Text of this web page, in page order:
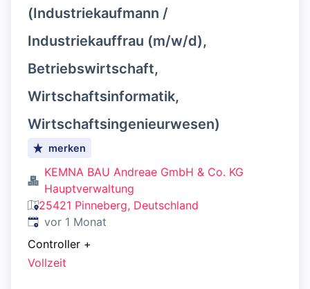
(Industriekaufmann /
Industriekauffrau (m/w/d),
Betriebswirtschaft,
Wirtschaftsinformatik,
Wirtschaftsingenieurwesen)
merken
KEMNA BAU Andreae GmbH & Co. KG
Hauptverwaltung
25421 Pinneberg, Deutschland
Veröffentlicht:
vor 1 Monat
Controller +
Vollzeit